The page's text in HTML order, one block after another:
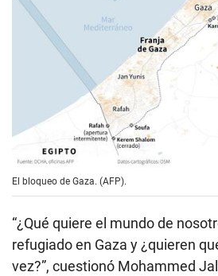
El bloqueo de Gaza. (AFP).
“¿Qué quiere el mundo de
refugiado en Gaza y ¿quieren
vez?”, cuestionó Mohammed